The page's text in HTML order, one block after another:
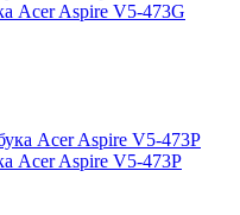
Acer Aspire V5-473G
Acer Aspire V5-473P